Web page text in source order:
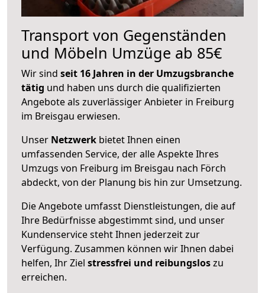
Transport von Gegenständen
und Möbeln Umzüge ab 85€
Wir sind seit 16 Jahren in der Umzugsbranche
tätig und haben uns durch die qualifizierten
Angebote als zuverlässiger Anbieter in Freiburg
im Breisgau erwiesen.
Unser Netzwerk bietet Ihnen einen
umfassenden Service, der alle Aspekte Ihres
Umzugs von Freiburg im Breisgau nach Förch
abdeckt, von der Planung bis hin zur Umsetzung.
Die Angebote umfasst Dienstleistungen, die auf
Ihre Bedürfnisse abgestimmt sind, und unser
Kundenservice steht Ihnen jederzeit zur
Verfügung. Zusammen können wir Ihnen dabei
helfen, Ihr Ziel stressfrei und reibungsloszu
erreichen.